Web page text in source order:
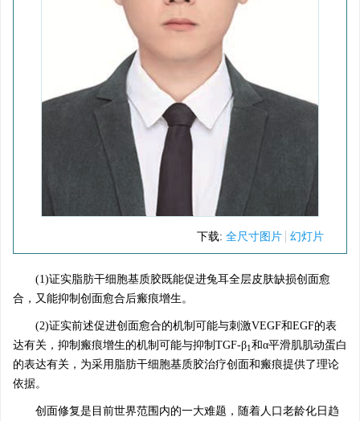
下载: 全尺寸图片 幻灯片
(1)证实脂肪干细胞基质胶既能促进兔耳全层皮肤缺损创面愈
合，又能抑制创面愈合后瘢痕增生。
(2)证实前述促进创面愈合的机制可能与刺激VEGF和EGF的表
达有关，抑制瘢痕增生的机制可能与抑制TGF-β1 和α平滑肌肌动蛋白
的表达有关，为采用脂肪干细胞基质胶治疗创面和瘢痕提供了理论
依据。
创面修复是目前世界范围内的一大难题，随着人口老龄化日趋